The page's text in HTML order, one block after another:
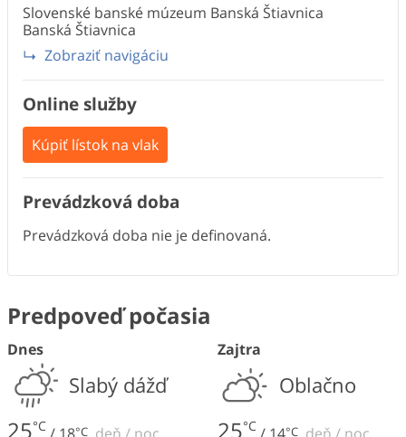
Slovenské banské múzeum Banská Štiavnica
Banská Štiavnica
Zobraziť navigáciu
Online služby
Kúpiť lístok na vlak
Prevádzková doba
Prevádzková doba nie je definovaná.
Predpoveď počasia
Dnes
Slabý dážď
25°C °C
Zajtra
Oblačno
25°C °C